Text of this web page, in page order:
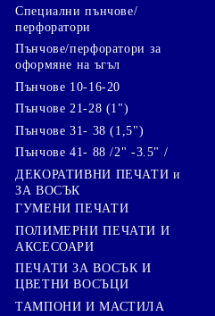
Специални пънчове/
перфоратори
Пънчове/перфоратори за
оформяне на ъгъл
Пънчове 10-16-20
Пънчове 21-28 (1")
Пънчове 31- 38 (1,5")
Пънчове 41- 88 /2" -3.5" /
ДЕКОРАТИВНИ ПЕЧАТИ и
ЗА ВОСЪК
ГУМЕНИ ПЕЧАТИ
ПОЛИМЕРНИ ПЕЧАТИ И
АКСЕСОАРИ
ПЕЧАТИ ЗА ВОСЪК И
ЦВЕТНИ ВОСЪЦИ
ТАМПОНИ И МАСТИЛА